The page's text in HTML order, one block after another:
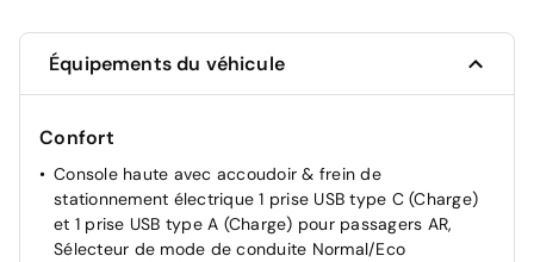
Équipements du véhicule
Confort
Console haute avec accoudoir & frein de
stationnement électrique 1 prise USB type C (Charge)
et 1 prise USB type A (Charge) pour passagers AR,
Sélecteur de mode de conduite Normal/Eco